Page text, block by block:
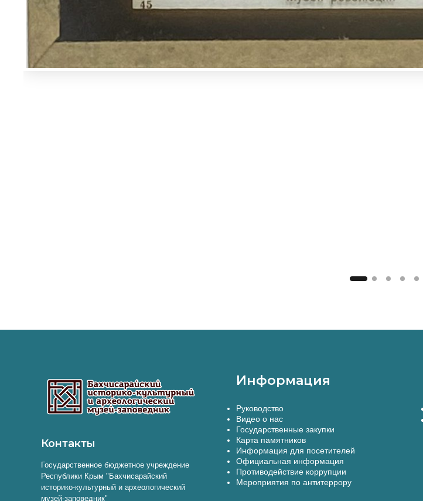
Контакты
Государственное бюджетное учреждение
Республики Крым "Бахчисарайский
историко-культурный и археологический
музей-заповедник"
Информация
Руководство
Видео о нас
Государственные закупки
Карта памятников
Информация для посетителей
Официальная информация
Противодействие коррупции
Мероприятия по антитеррору